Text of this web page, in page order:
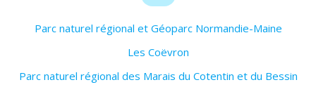
Parc naturel régional et Géoparc Normandie-Maine
Les Coëvron
Parc naturel régional des Marais du Cotentin et du Bessin